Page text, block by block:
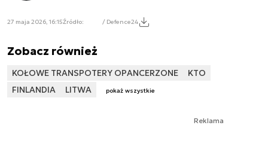
27 maja 2026, 16:15Źródło: / Defence24
Zobacz również
KOŁOWE TRANSPOTERY OPANCERZONE
KTO
FINLANDIA
LITWA pokaż wszystkie
Reklama